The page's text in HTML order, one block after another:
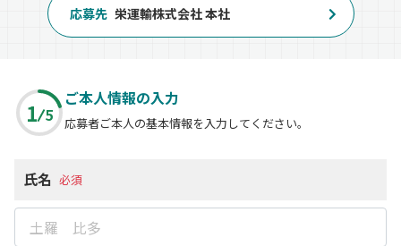
応募先 栄運輸株式会社 本社
1 5
ご本人情報の入力
応募者ご本人の基本情報を入力してください。
氏名 必須